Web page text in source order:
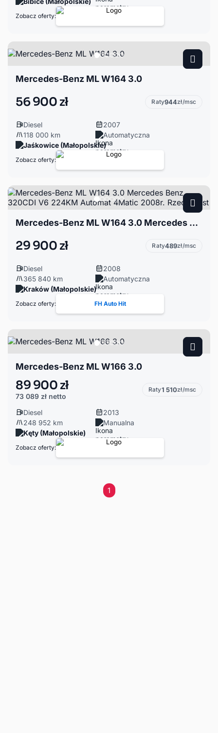
Zobacz oferty:
Mercedes-Benz ML W164 3.0
56 900 zł Raty944zł/msc
Diesel
2007
118 000 km
Automatyczna
Jaśkowice (Małopolskie)
Zobacz oferty:
Mercedes-Benz ML W164 3.0 Mercedes Benz 320CDI V6 224KM Automat 4Matic 2008r. Rzeczywist
29 900 zł Raty489zł/msc
Diesel
2008
365 840 km
Automatyczna
Kraków (Małopolskie)
Zobacz oferty: FH Auto Hit
Mercedes-Benz ML W166 3.0
89 900 zł
73 089 zł netto
Raty1 510zł/msc
Diesel
2013
248 952 km
Manualna
Kęty (Małopolskie)
Zobacz oferty:
1